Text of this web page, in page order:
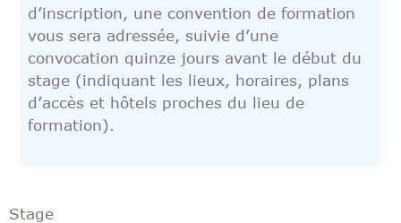
d’inscription, une convention de formation
vous sera adressée, suivie d’une
convocation quinze jours avant le début du
stage (indiquant les lieux, horaires, plans
d’accès et hôtels proches du lieu de
formation).
Stage